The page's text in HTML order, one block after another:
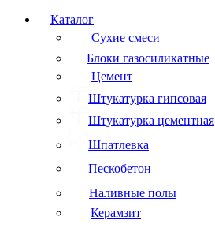
Каталог
Сухие смеси
Блоки газосиликатные
Цемент
Штукатурка гипсовая
Штукатурка цементная
Шпатлевка
Пескобетон
Наливные полы
Керамзит